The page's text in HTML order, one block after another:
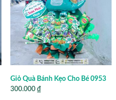
Giỏ Quà Bánh Kẹo Cho Bé 0953
300.000 ₫